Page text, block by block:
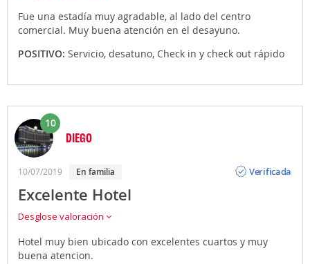
Fue una estadía muy agradable, al lado del centro
comercial. Muy buena atención en el desayuno.
POSITIVO: Servicio, desatuno, Check in y check out rápido
10
DIEGO
10/07/2019 En familia
Verificada
Excelente Hotel
Desglose valoración
Hotel muy bien ubicado con excelentes cuartos y muy
buena atencion.